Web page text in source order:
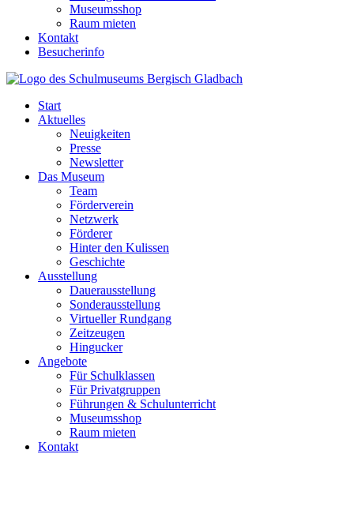
Museumsshop
Raum mieten
Kontakt
Besucherinfo
Start
Aktuelles
Neuigkeiten
Presse
Newsletter
Das Museum
Team
Förderverein
Netzwerk
Förderer
Hinter den Kulissen
Geschichte
Ausstellung
Dauerausstellung
Sonderausstellung
Virtueller Rundgang
Zeitzeugen
Hingucker
Angebote
Für Schulklassen
Für Privatgruppen
Führungen & Schulunterricht
Museumsshop
Raum mieten
Kontakt